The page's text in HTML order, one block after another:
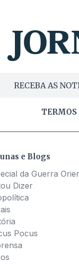
RECEBA AS
TERMOS
e Blogs
da Guerra
Dizer
Pocus